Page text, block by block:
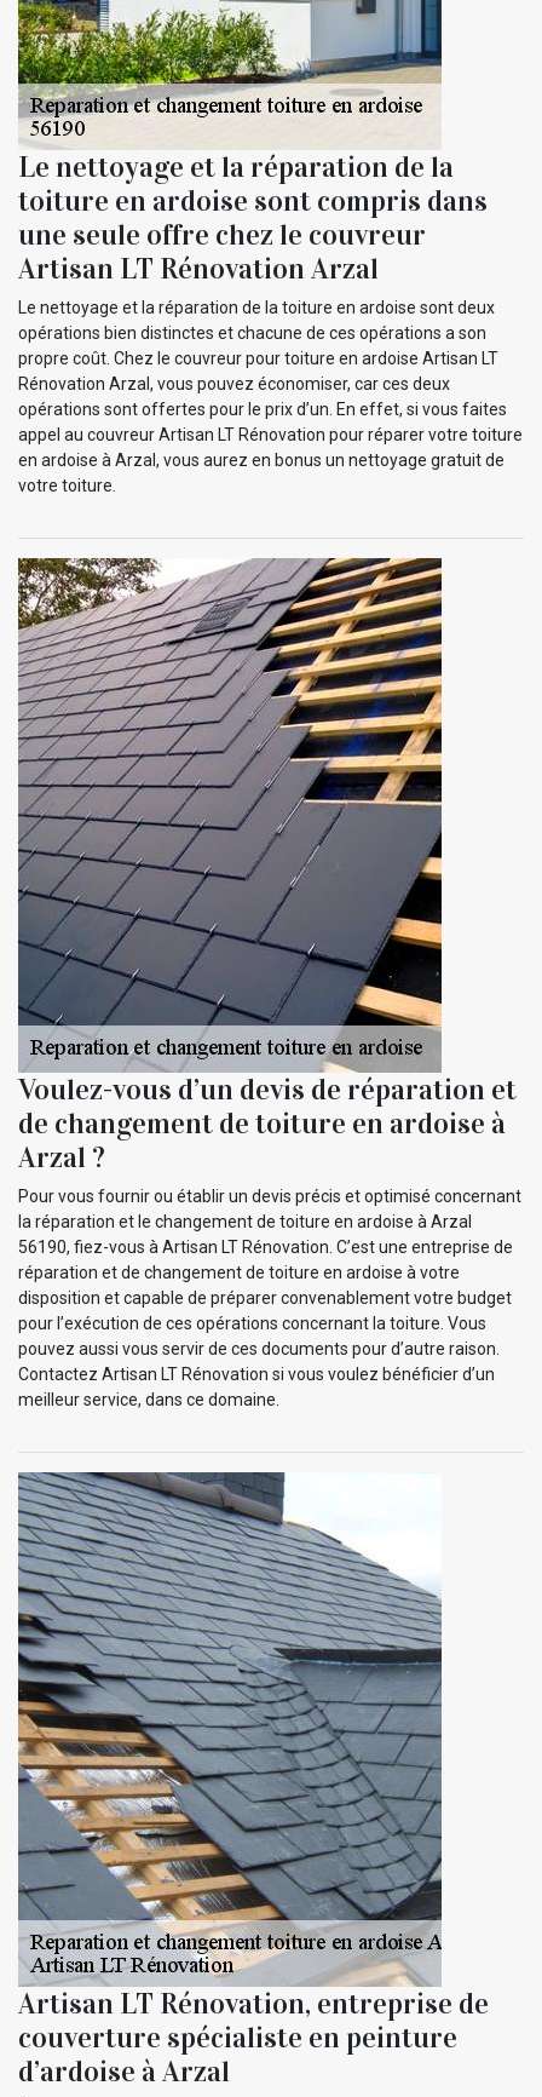
Le nettoyage et la réparation de la
toiture en ardoise sont compris dans
une seule offre chez le couvreur
Artisan LT Rénovation Arzal
Le nettoyage et la réparation de la toiture en ardoise sont deux
opérations bien distinctes et chacune de ces opérations a son
propre coût. Chez le couvreur pour toiture en ardoise Artisan LT
Rénovation Arzal, vous pouvez économiser, car ces deux
opérations sont offertes pour le prix d’un. En effet, si vous faites
appel au couvreur Artisan LT Rénovation pour réparer votre toiture
en ardoise à Arzal, vous aurez en bonus un nettoyage gratuit de
votre toiture.
Voulez-vous d’un devis de réparation et
de changement de toiture en ardoise à
Arzal ?
Pour vous fournir ou établir un devis précis et optimisé concernant
la réparation et le changement de toiture en ardoise à Arzal
56190, fiez-vous à Artisan LT Rénovation. C’est une entreprise de
réparation et de changement de toiture en ardoise à votre
disposition et capable de préparer convenablement votre budget
pour l’exécution de ces opérations concernant la toiture. Vous
pouvez aussi vous servir de ces documents pour d’autre raison.
Contactez Artisan LT Rénovation si vous voulez bénéficier d’un
meilleur service, dans ce domaine.
Artisan LT Rénovation, entreprise de
couverture spécialiste en peinture
d’ardoise à Arzal